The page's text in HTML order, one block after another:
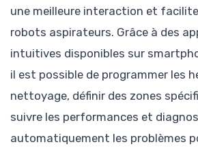
une meilleure interaction et
robots aspirateurs. Grâce à des
intuitives disponibles sur
il est possible de programmer les
nettoyage, définir des zones
suivre les performances et
automatiquement les problèmes